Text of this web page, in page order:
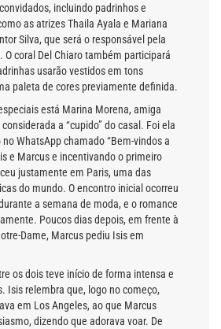
incluindo padrinhos e
as atrizes Thaila Ayala e Mariana
Silva, que será o responsável pela
coral Del Chiaro também participará
usarão vestidos em tons
paleta de cores previamente definida.
está Marina Morena, amiga
a “cupido” do casal. Foi ela
WhatsApp chamado “Bem-vindos a
e Marcus e incentivando o primeiro
justamente em Paris, uma das
do mundo. O encontro inicial ocorreu
a semana de moda, e o romance
Poucos dias depois, em frente à
Dame, Marcus pediu Isis em
os dois teve início de forma intensa e
Isis relembra que, logo no começo,
em Los Angeles, ao que Marcus
dizendo que adorava voar. De